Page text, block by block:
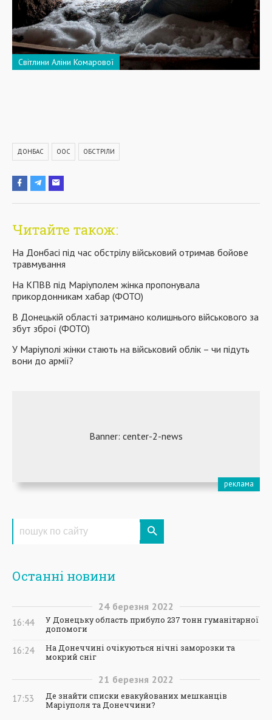
Світлини Аліни Комарової
ДОНБАС ООС ОБСТРІЛИ
Читайте також:
На Донбасі під час обстрілу військовий отримав бойове
травмування
На КПВВ під Маріуполем жінка пропонувала
прикордонникам хабар (ФОТО)
В Донецькій області затримано колишнього військового за
збут зброї (ФОТО)
У Маріуполі жінки стають на військовий облік – чи підуть
вони до армії?
Останні новини
24 березня 2022
16:44
У Донецьку область прибуло 237 тонн гуманітарної
допомоги
16:24
На Донеччині очікуються нічні заморозки та
мокрий сніг
21 березня 2022
17:53
Де знайти списки евакуйованих мешканців
Маріуполя та Донеччини?